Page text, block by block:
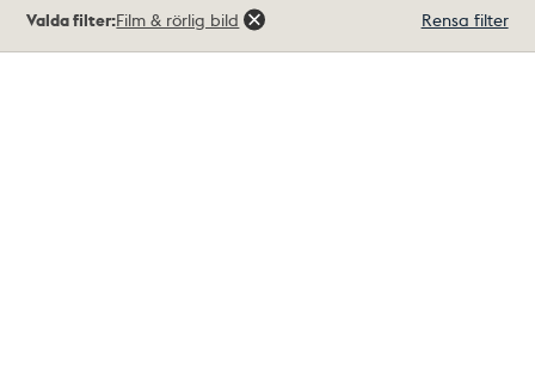
träffar
Valda filter:Film & rörlig bild Rensa filter